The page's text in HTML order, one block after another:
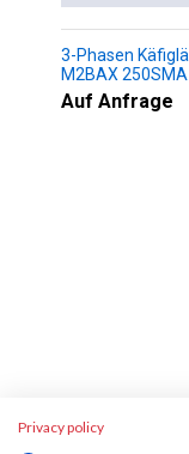
3-Phasen
M2BAX 250SMA
Auf Anfrage
Privacy policy